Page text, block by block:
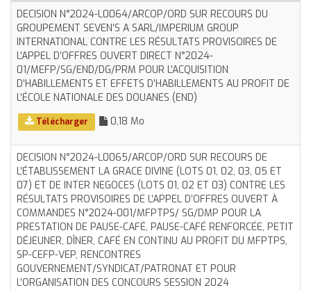
DECISION N°2024-L0064/ARCOP/ORD SUR RECOURS DU
GROUPEMENT SEVEN’S A SARL/IMPERIUM GROUP
INTERNATIONAL CONTRE LES RÉSULTATS PROVISOIRES DE
L’APPEL D’OFFRES OUVERT DIRECT N°2024-
01/MEFP/SG/END/DG/PRM POUR L’ACQUISITION
D’HABILLEMENTS ET EFFETS D’HABILLEMENTS AU PROFIT DE
L’ÉCOLE NATIONALE DES DOUANES (END)
Télécharger 0,18 Mo
DECISION N°2024-L0065/ARCOP/ORD SUR RECOURS DE
L’ÉTABLISSEMENT LA GRACE DIVINE (LOTS 01, 02, 03, 05 ET
07) ET DE INTER NEGOCES (LOTS 01, 02 ET 03) CONTRE LES
RÉSULTATS PROVISOIRES DE L’APPEL D’OFFRES OUVERT À
COMMANDES N°2024-001/MFPTPS/ SG/DMP POUR LA
PRESTATION DE PAUSE-CAFÉ, PAUSE-CAFÉ RENFORCÉE, PETIT
DÉJEUNER, DÎNER, CAFÉ EN CONTINU AU PROFIT DU MFPTPS,
SP-CEFP-VEP, RENCONTRES
GOUVERNEMENT/SYNDICAT/PATRONAT ET POUR
L’ORGANISATION DES CONCOURS SESSION 2024